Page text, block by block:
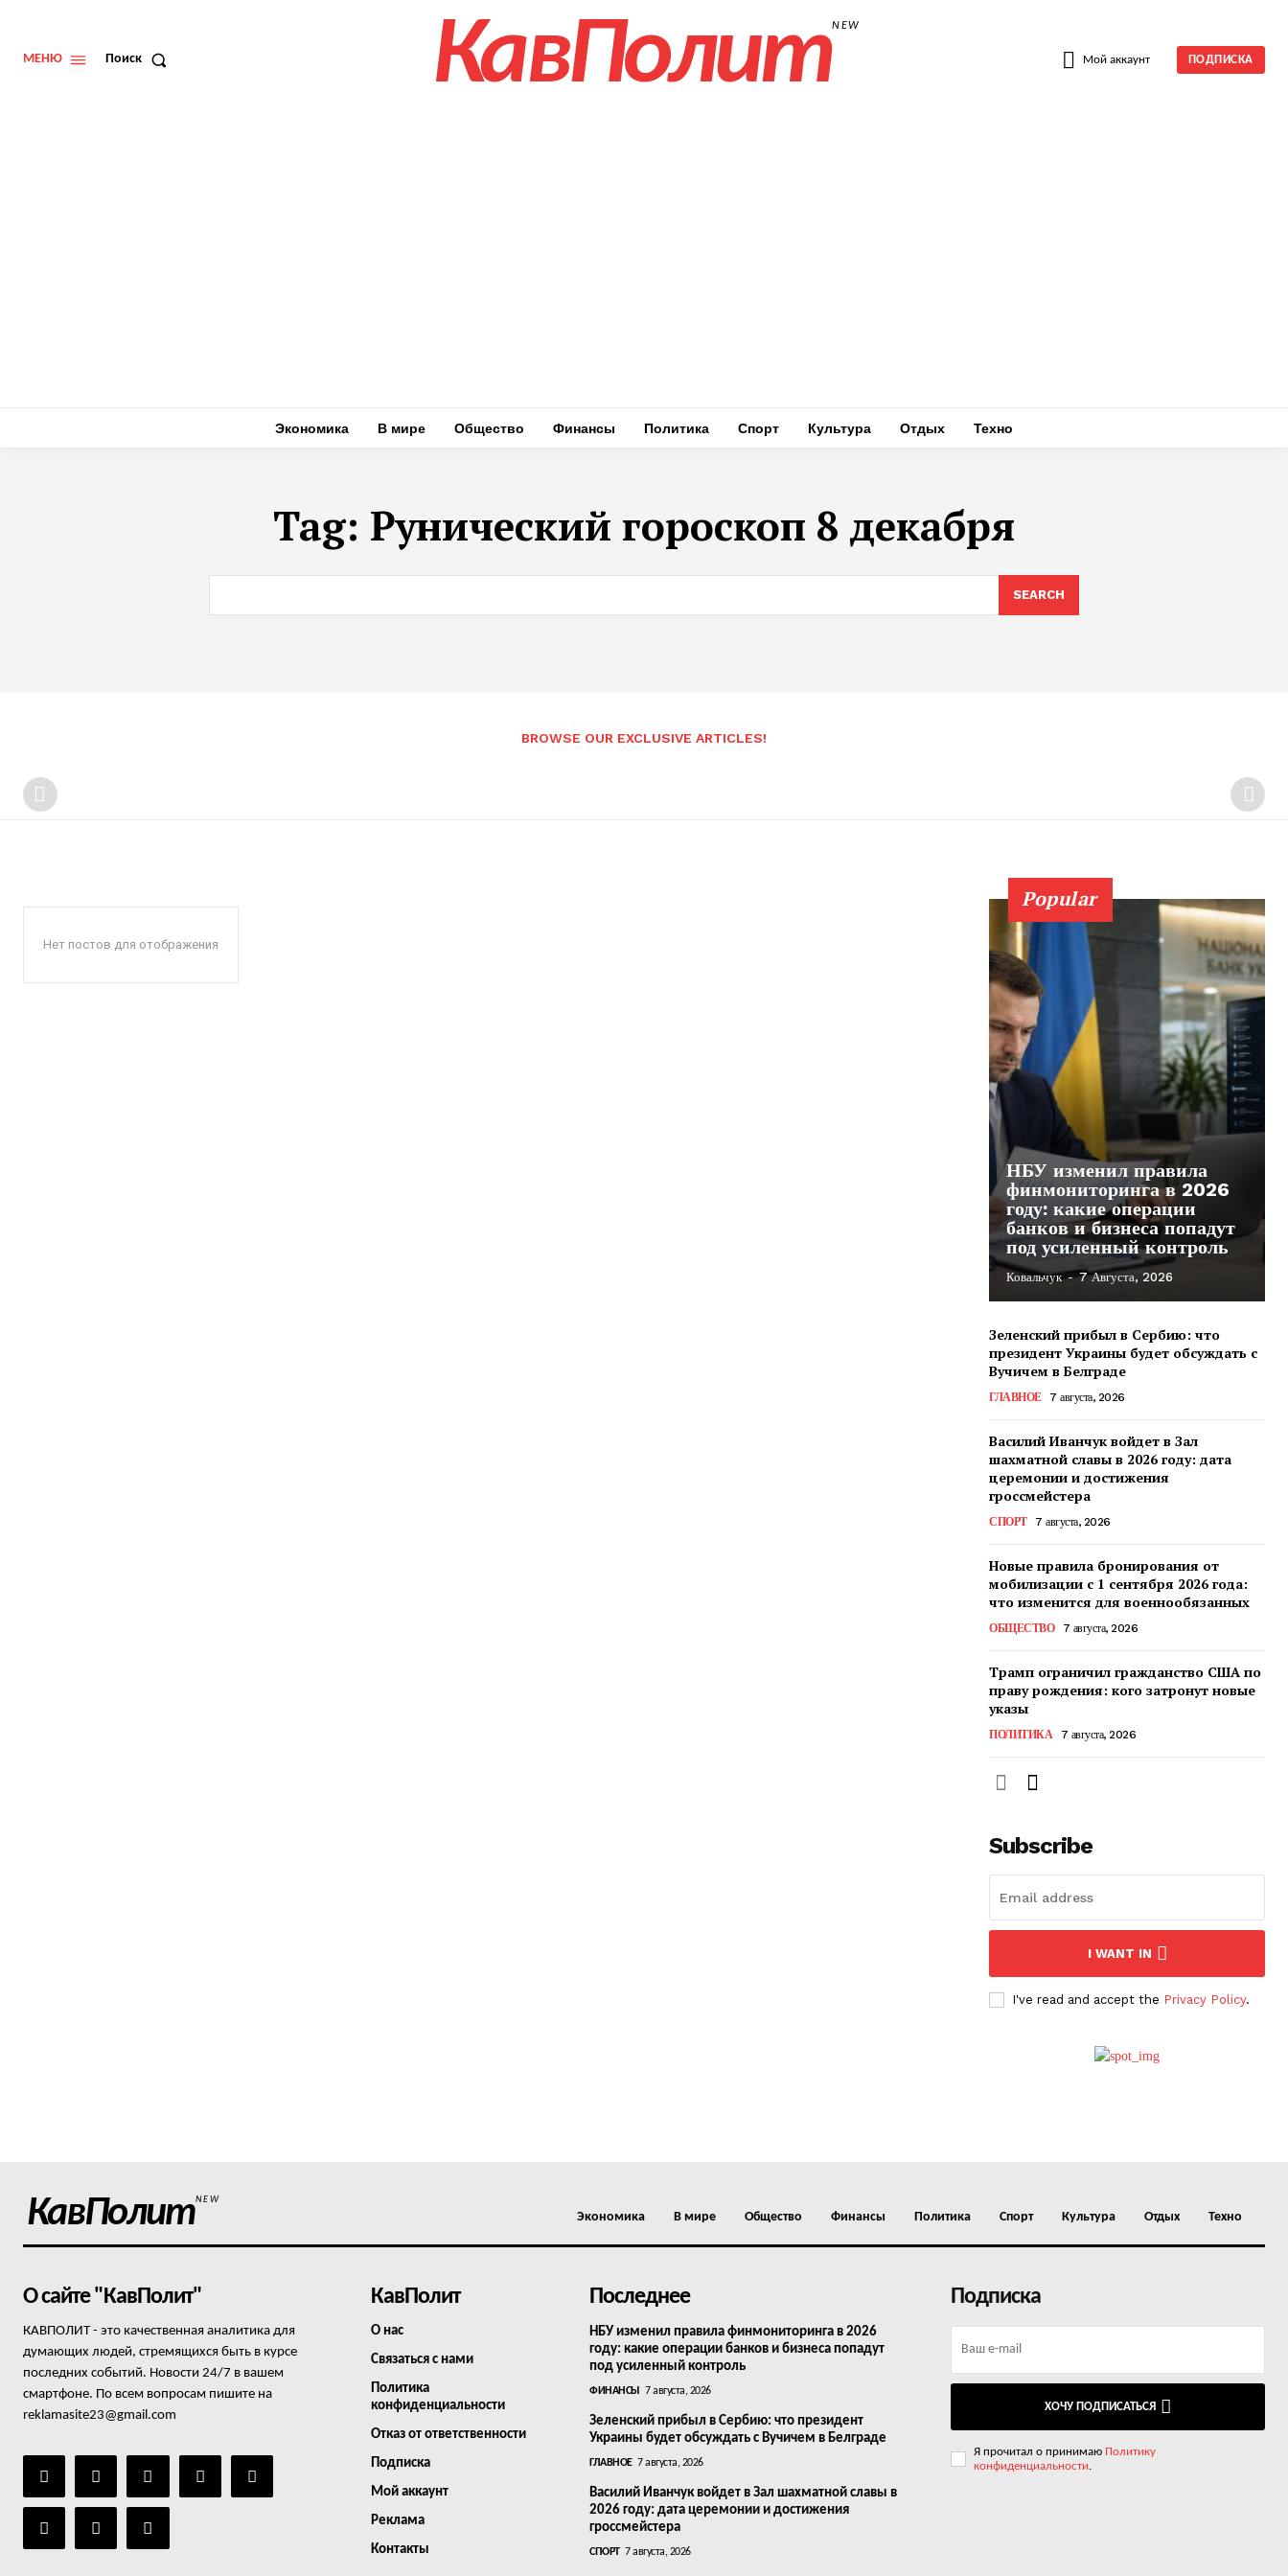
МЕНЮ Поиск КавПолитNEW
Мой аккаунт ПОДПИСКА
Экономика В мире Общество Финансы Политика Спорт Культура Отдых Техно
Tag: Рунический гороскоп 8 декабря
SEARCH
BROWSE OUR EXCLUSIVE ARTICLES!
Нет постов для отображения
Popular
НБУ изменил правила
финмониторинга в 2026
году: какие операции
банков и бизнеса попадут
под усиленный контроль
Ковальчук - 7 Августа, 2026
Зеленский прибыл в Сербию: что
президент Украины будет обсуждать с
Вучичем в Белграде
ГЛАВНОЕ 7 августа, 2026
Василий Иванчук войдет в Зал
шахматной славы в 2026 году: дата
церемонии и достижения
гроссмейстера
СПОРТ 7 августа, 2026
Новые правила бронирования от
мобилизации с 1 сентября 2026 года:
что изменится для военнообязанных
ОБЩЕСТВО 7 августа, 2026
Трамп ограничил гражданство США по
праву рождения: кого затронут новые
указы
ПОЛИТИКА 7 августа, 2026
Subscribe
I WANT IN
I've read and accept the Privacy Policy.
КавПолитNEW
Экономика В мире Общество Финансы Политика Спорт Культура Отдых Техно
О сайте "КавПолит"
КАВПОЛИТ - это качественная аналитика для
думающих людей, стремящихся быть в курсе
последних событий. Новости 24/7 в вашем
смартфоне. По всем вопросам пишите на
reklamasite23@gmail.com
КавПолит
О нас
Связаться с нами
Политика
конфиденциальности
Отказ от ответственности
Подписка
Мой аккаунт
Реклама
Контакты
Последнее
НБУ изменил правила финмониторинга в 2026
году: какие операции банков и бизнеса попадут
под усиленный контроль
ФИНАНСЫ 7 августа, 2026
Зеленский прибыл в Сербию: что президент
Украины будет обсуждать с Вучичем в Белграде
ГЛАВНОЕ 7 августа, 2026
Василий Иванчук войдет в Зал шахматной славы в
2026 году: дата церемонии и достижения
гроссмейстера
СПОРТ 7 августа, 2026
Подписка
ХОЧУ ПОДПИСАТЬСЯ
Я прочитал о принимаю Политику
конфиденциальности.